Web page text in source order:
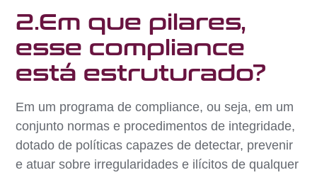
2.Em que pilares,
esse compliance
está estruturado?
Em um programa de compliance, ou seja, em um
conjunto normas e procedimentos de integridade,
dotado de políticas capazes de detectar, prevenir
e atuar sobre irregularidades e ilícitos de qualquer